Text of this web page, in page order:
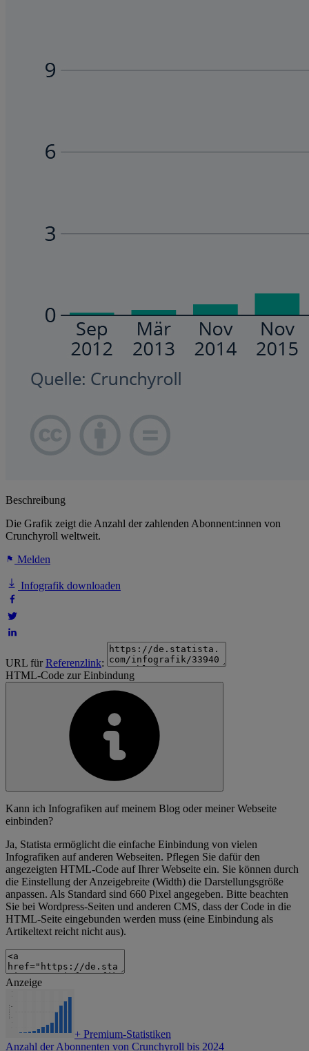
Beschreibung
Die Grafik zeigt die Anzahl der zahlenden Abonnent:innen von
Crunchyroll weltweit.
Melden
Infografik downloaden
URL fürReferenzlink:
HTML-Code zur Einbindung
Kann ich Infografiken auf meinem Blog oder meiner Webseite
einbinden?
Ja, Statista ermöglicht die einfache Einbindung von vielen
Infografiken auf anderen Webseiten. Pflegen Sie dafür den
angezeigten HTML-Code auf Ihrer Webseite ein. Sie können durch
die Einstellung der Anzeigebreite (Width) die Darstellungsgröße
anpassen. Als Standard sind 660 Pixel angegeben. Bitte beachten
Sie bei Wordpress-Seiten und anderen CMS, dass der Code in die
HTML-Seite eingebunden werden muss (eine Einbindung als
Artikeltext reicht nicht aus).
Anzeige
+ Premium-Statistiken
Anzahl der Abonnenten von Crunchyroll bis 2024